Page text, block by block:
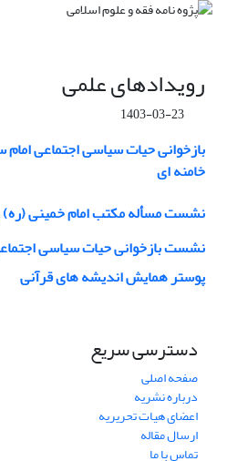
رویدادهای علمی
1403-03-23
بازخوانی حیات سیاسی اجتماعی امام
خامنه ای
نشست مسأله مکتب امام خمینی
نشست بازخوانی حیات سیاسی
پوستر همایش اندیشه های قرآنی
دسترسی سریع
صفحه اصلی
درباره نشریه
اعضای هیات تحریریه
ارسال مقاله
تماس با ما